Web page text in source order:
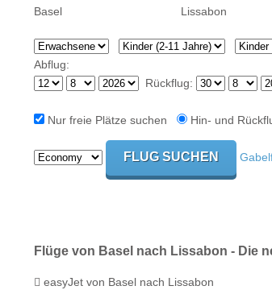
Abflug:
Rückflug:
Nur freie Plätze suchen Hin- und
Flüge von Basel nach Lissabon - Die
easyJet von Basel nach Lissabon